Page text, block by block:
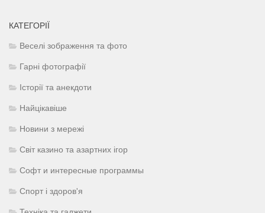
КАТЕГОРІЇ
Веселі зображення та фото
Гарні фотографії
Історії та анекдоти
Найцікавіше
Новини з мережі
Світ казино та азартних ігор
Софт и интересные программы
Спорт і здоров'я